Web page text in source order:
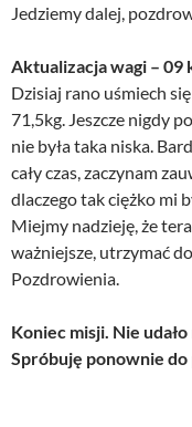
Jedziemy dalej,
Aktualizacja wagi – 09
Dzisiaj rano uśmiech
71,5kg. Jeszcze nigdy
nie była taka niska.
cały czas, zaczynam
dlaczego tak ciężko mi
Miejmy nadzieję, że
ważniejsze, utrzymać
Pozdrowienia.
Koniec misji. Nie
Spróbuję ponownie do